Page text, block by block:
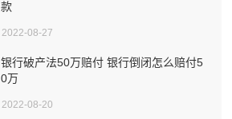
款
2022-08-27
银行破产法50万赔付 银行倒闭怎么赔付5
0万
2022-08-20